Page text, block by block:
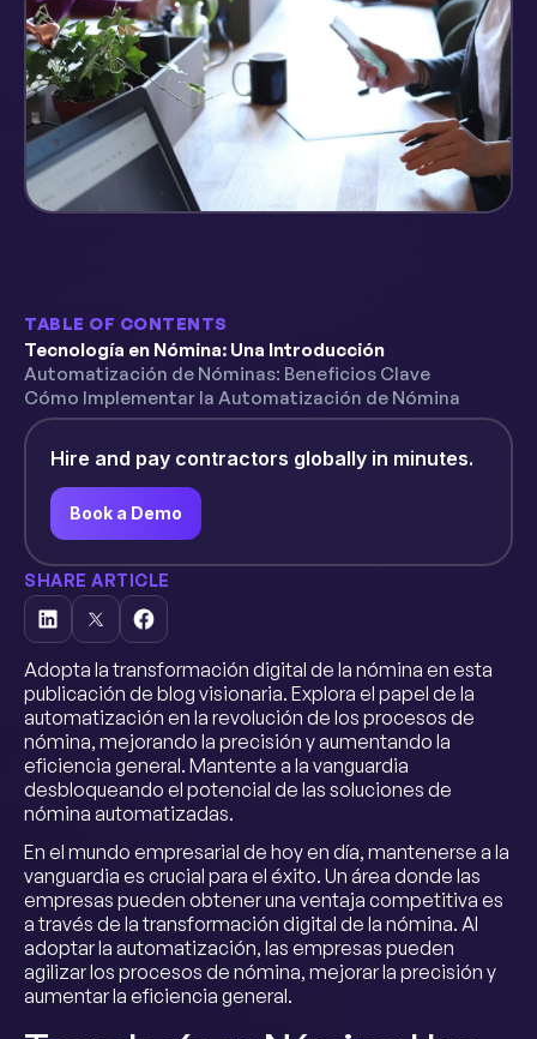
TABLE OF CONTENTS
Tecnología en Nómina: Una Introducción
Automatización de Nóminas: Beneficios Clave
Cómo Implementar la Automatización de Nómina
Hire and pay contractors globally in minutes.
Book a Demo
SHARE ARTICLE
Adopta la transformación digital de la nómina en esta
publicación de blog visionaria. Explora el papel de la
automatización en la revolución de los procesos de
nómina, mejorando la precisión y aumentando la
eficiencia general. Mantente a la vanguardia
desbloqueando el potencial de las soluciones de
nómina automatizadas.
En el mundo empresarial de hoy en día, mantenerse a la
vanguardia es crucial para el éxito. Un área donde las
empresas pueden obtener una ventaja competitiva es
a través de la transformación digital de la nómina. Al
adoptar la automatización, las empresas pueden
agilizar los procesos de nómina, mejorar la precisión y
aumentar la eficiencia general.